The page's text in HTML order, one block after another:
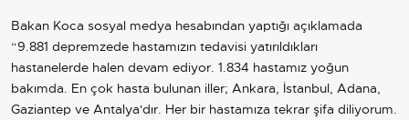
Bakan Koca sosyal medya hesabından yaptığı açıklamada
“9.881 depremzede hastamızın tedavisi yatırıldıkları
hastanelerde halen devam ediyor. 1.834 hastamız yoğun
bakımda. En çok hasta bulunan iller; Ankara, İstanbul, Adana,
Gaziantep ve Antalya'dır. Her bir hastamıza tekrar şifa diliyorum.